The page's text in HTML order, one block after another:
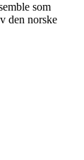
som
den norske